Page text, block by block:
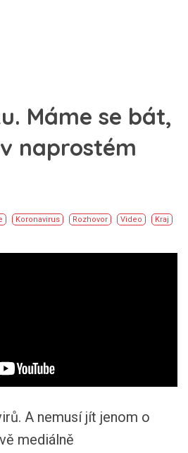
Máme se bát,
naprostém
Koronavirus Rozhovor Video Kraj
A nemusí jít jenom o
mediálně